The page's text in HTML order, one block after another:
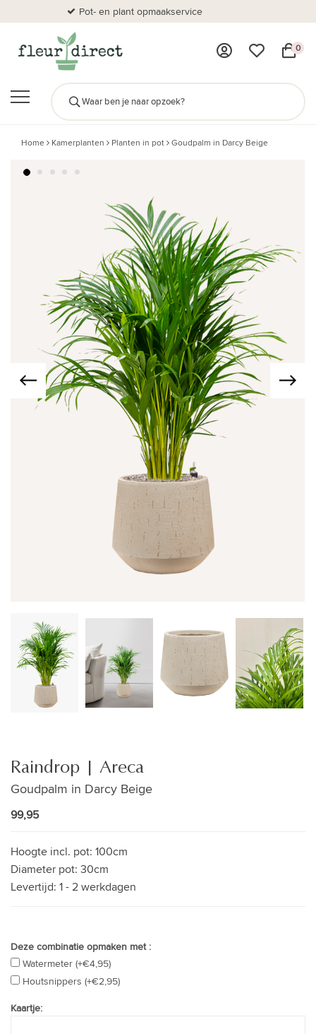
Pot- en plant opmaakservice
0
Home Kamerplanten Planten in pot Goudpalm in Darcy Beige
Raindrop | Areca
Goudpalm in Darcy Beige
99,95
Hoogte incl. pot: 100cm
Diameter pot: 30cm
Levertijd: 1 - 2 werkdagen
Deze combinatie opmaken met :
Watermeter (+€4,95)
Houtsnippers (+€2,95)
Kaartje: